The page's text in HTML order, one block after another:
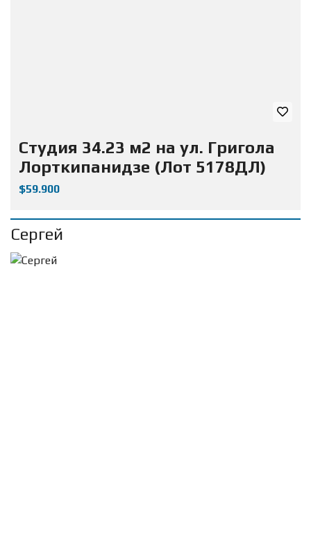
Студия 34.23 м2 на ул. Григола
Лорткипанидзе (Лот 5178ДЛ)
$59.900
Сергей